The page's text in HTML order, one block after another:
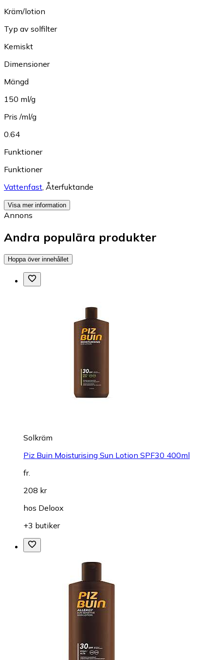
Kräm/lotion
Typ av solfilter
Kemiskt
Dimensioner
Mängd
150 ml/g
Pris /ml/g
0.64
Funktioner
Funktioner
Vattenfast Återfuktande
Visa mer information
Annons
Andra populära produkter
Hoppa över innehållet
Solkräm
Piz Buin Moisturising Sun Lotion SPF30 400ml
fr.
208 kr
hos Deloox
+3 butiker